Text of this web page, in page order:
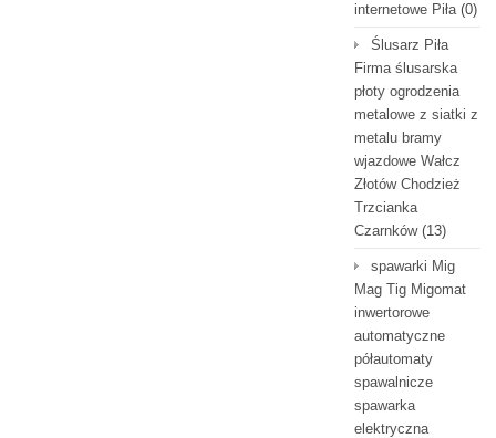
internetowe Piła(0)
Ślusarz Piła
Firma ślusarska
płoty ogrodzenia
metalowe z siatki z
metalu bramy
wjazdowe Wałcz
Złotów Chodzież
Trzcianka
Czarnków(13)
spawarki Mig
Mag Tig Migomat
inwertorowe
automatyczne
półautomaty
spawalnicze
spawarka
elektryczna